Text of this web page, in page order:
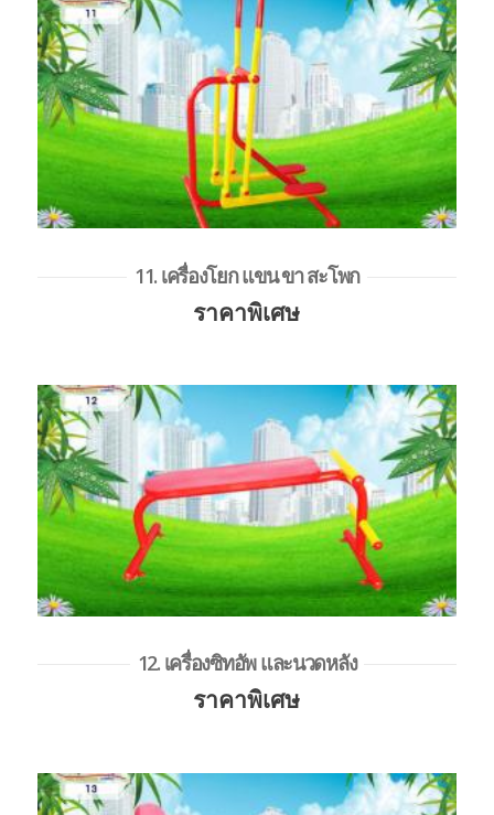
11. เครื่องโยก แขน ขา สะโพก
ราคาพิเศษ
12. เครื่องซิทอัพ และนวดหลัง
ราคาพิเศษ